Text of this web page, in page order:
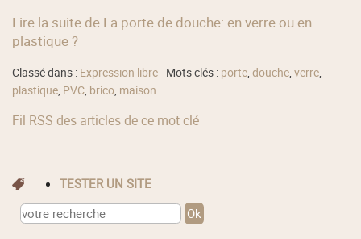
Lire la suite de La porte de douche: en verre ou en
plastique ?
Classé dans : Expression libre- Mots clés : porte,douche,verre,
plastique, PVC, brico, maison
Fil RSS des articles de ce mot clé
TESTER UN SITE